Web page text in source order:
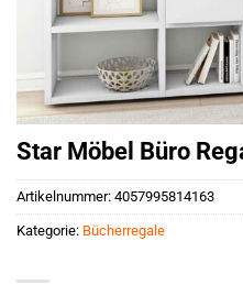
Star Möbel Büro
Artikelnummer: 4057995814163
Kategorie: Bücherregale